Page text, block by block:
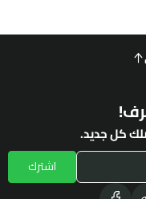
كل جديد.
اشترك